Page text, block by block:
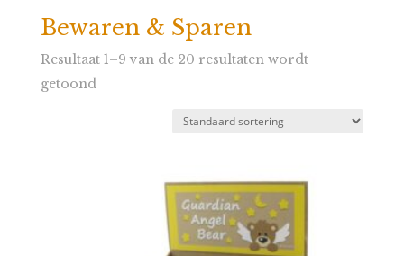
Bewaren & Sparen
Resultaat 1–9 van de 20 resultaten wordt
getoond